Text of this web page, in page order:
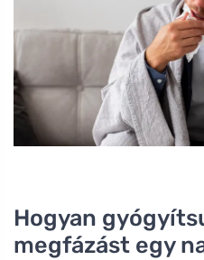
Hogyan
megfázást egy